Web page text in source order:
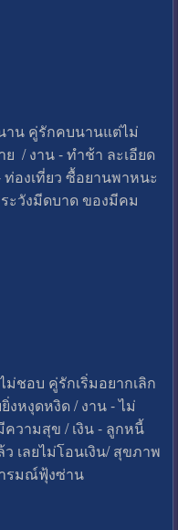
าน คู่รักคบนานแต่ไม่
/ งาน - ทำช้า ละเอียด
ท่องเที่ยว ซื้อยานพาหนะ
ะวังมีดบาด ของมีคม
ชอบ คู่รักเริ่มอยากเลิก
หงุดหงิด / งาน - ไม่
วามสุข / เงิน - ลูกหนี้
เลยไม่โอนเงิน/ สุขภาพ
รมณ์ฟุ้งซ่าน